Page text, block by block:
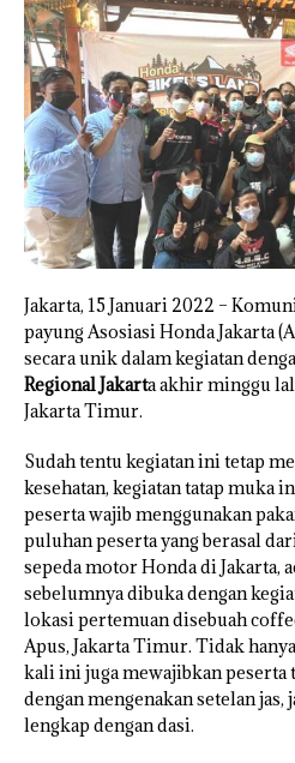
Jakarta, 15 Januari 2022 –
payung Asosiasi Honda Jakarta
secara unik dalam kegiatan
Regional Jakarta akhir minggu
Jakarta Timur.
Sudah tentu kegiatan ini tetap
kesehatan, kegiatan tatap muka
peserta wajib menggunakan
puluhan peserta yang berasal
sepeda motor Honda di Jakarta,
sebelumnya dibuka dengan
lokasi pertemuan disebuah
Apus, Jakarta Timur. Tidak
kali ini juga mewajibkan peserta
dengan mengenakan setelan
lengkap dengan dasi.